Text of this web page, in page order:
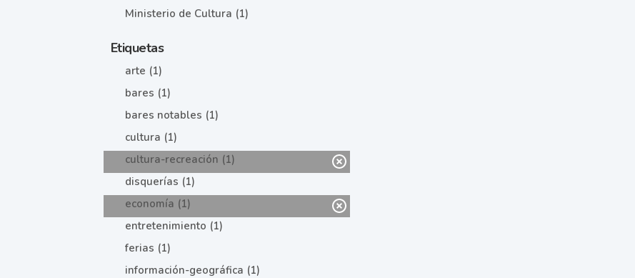
Ministerio de Cultura (1)
Etiquetas
arte (1)
bares (1)
bares notables (1)
cultura (1)
cultura-recreación (1)
disquerías (1)
economía (1)
entretenimiento (1)
ferias (1)
información-geográfica (1)